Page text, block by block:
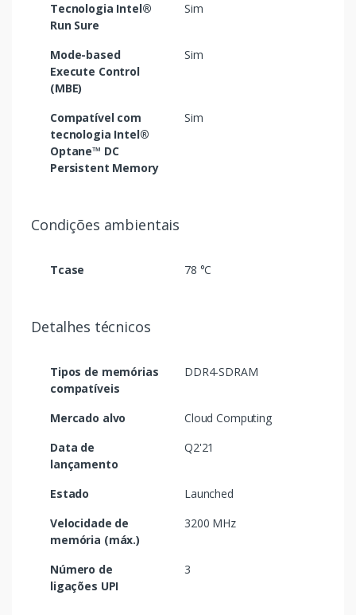
Tecnologia Intel®
Run Sure
Sim
Mode-based
Execute Control
(MBE)
Sim
Compatível com
tecnologia Intel®
Optane™ DC
Persistent Memory
Sim
Condições ambientais
Tcase 78 °C
Detalhes técnicos
Tipos de memórias
compatíveis
DDR4-SDRAM
Mercado alvo
Cloud Computing
Data de
lançamento
Q2'21
Estado
Launched
Velocidade de
memória (máx.)
3200 MHz
Número de
ligações UPI
3